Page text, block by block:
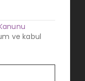
ve kabul